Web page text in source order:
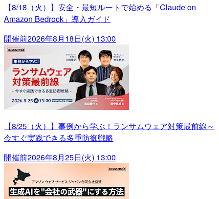
【8/18（火）】安全・最短ルートで始める「Claude on
Amazon Bedrock」導入ガイド
開催前2026年8月18日(火) 13:00
【8/25（火）】事例から学ぶ！ランサムウェア対策最前線～
今すぐ実践できる多重防御戦略
開催前2026年8月25日(火) 13:00